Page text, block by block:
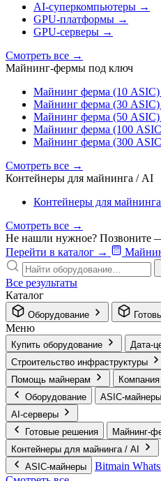
AI‑суперкомпьютеры →
GPU‑платформы →
GPU‑серверы →
Смотреть все →
Майнинг-фермы под ключ
Майнинг ферма (10 ASIC)
Майнинг ферма (30 ASIC)
Майнинг ферма (50 ASIC)
Майнинг ферма (100
Майнинг ферма (300
Смотреть все →
Контейнеры для майнинга / AI
Контейнеры для майнинга
Смотреть все →
Не нашли нужное? Позвоните
Перейти в каталог →
Все результаты
Каталог
Оборудование
Меню
Купить оборудование
Дата-
Строительство инфраструктуры
Помощь майнерам
Компания
Оборудование
ASIC-майнеры
AI‑серверы
Готовые решения
Майнинг-
Контейнеры для майнинга / AI
ASIC-майнеры
Bitmain